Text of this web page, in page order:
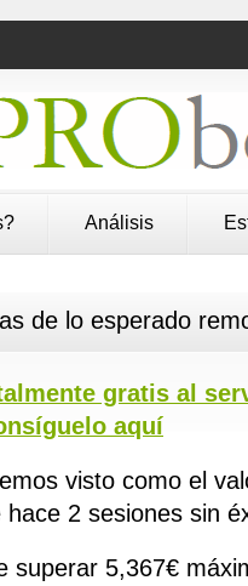
Análisis
de lo esperado
gratis al
aquí
visto como el
2 sesiones sin
superar 5,367€